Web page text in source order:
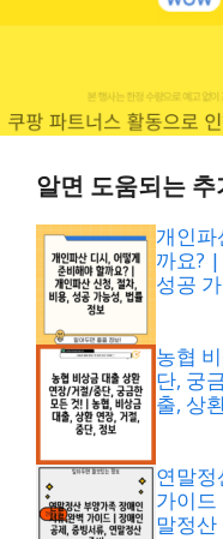
알면 도움되는
개인파
까요?
성공
농협
단, 궁
출, 상
연말정
가이
말정산